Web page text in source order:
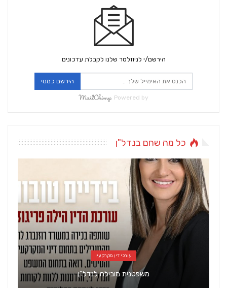
הירשם/י לניוזלטר שלנו לקבלת עדכונים
הירשם כמנוי
Powered by
כל מה שחם בנדל"ן
עורכי דין מקרקעין
משפטנית מובילה לנדל"ן